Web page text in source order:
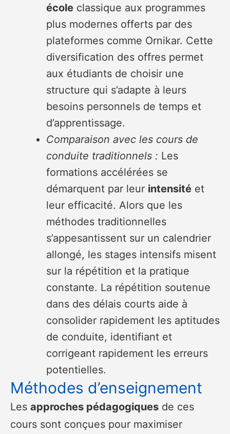
école classique aux programmes
plus modernes offerts par des
plateformes comme Ornikar. Cette
diversification des offres permet
aux étudiants de choisir une
structure qui s’adapte à leurs
besoins personnels de temps et
d’apprentissage.
Comparaison avec les cours de
conduite traditionnels : Les
formations accélérées se
démarquent par leur intensité et
leur efficacité. Alors que les
méthodes traditionnelles
s’appesantissent sur un calendrier
allongé, les stages intensifs misent
sur la répétition et la pratique
constante. La répétition soutenue
dans des délais courts aide à
consolider rapidement les aptitudes
de conduite, identifiant et
corrigeant rapidement les erreurs
potentielles.
Méthodes d’enseignement
Les approches pédagogiques de ces
cours sont conçues pour maximiser